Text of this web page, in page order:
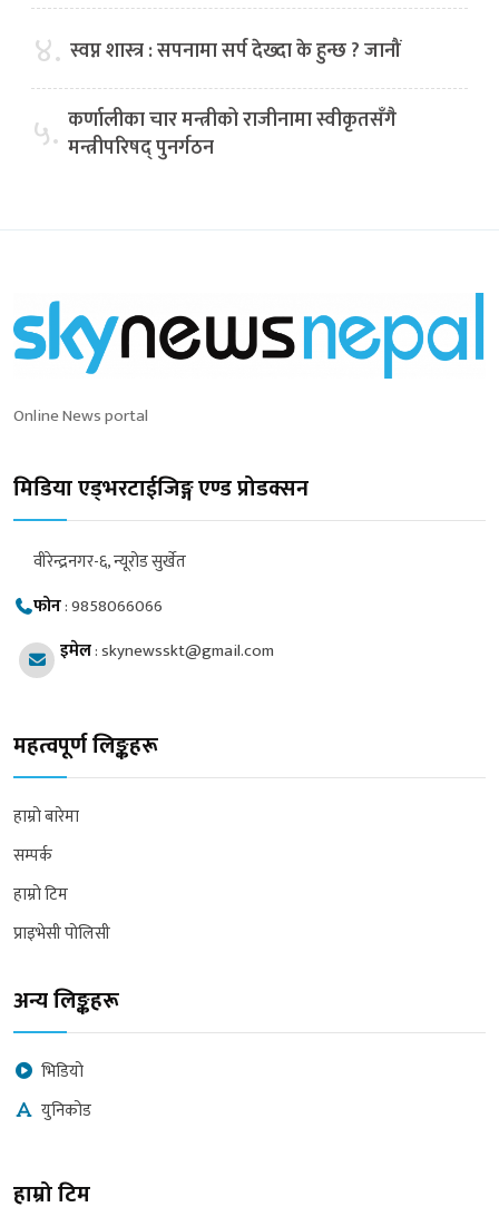
४. स्वप्न शास्त्र : सपनामा सर्प देख्दा के हुन्छ ? जानौं
५. कर्णालीका चार मन्त्रीको राजीनामा स्वीकृतसँगै
मन्त्रीपरिषद् पुनर्गठन
Online News portal
मिडिया एड्भरटाईजिङ्ग एण्ड प्रोडक्सन
वीरेन्द्रनगर-६, न्यूरोड सुर्खेत
फोन:9858066066
इमेल:skynewsskt@gmail.com
महत्वपूर्ण लिङ्कहरू
हाम्रो बारेमा
सम्पर्क
हाम्रो टिम
प्राइभेसी पोलिसी
अन्य लिङ्कहरू
भिडियो
युनिकोड
हाम्रो टिम